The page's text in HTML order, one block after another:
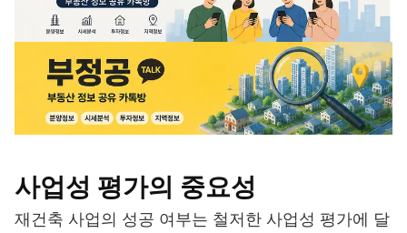
사업성 평가의 중요성
재건축 사업의 성공 여부는 철저한 사업성 평가에 달